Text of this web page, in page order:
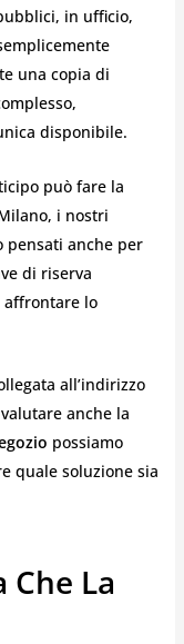
in ufficio,
una copia di
disponibile.
può fare la
i nostri
pensati anche per
di riserva
affrontare lo
all’indirizzo
anche la
possiamo
quale soluzione sia
Che La